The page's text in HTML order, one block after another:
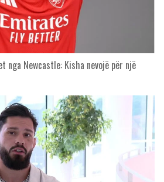
nga Newcastle: Kisha nevojë për një